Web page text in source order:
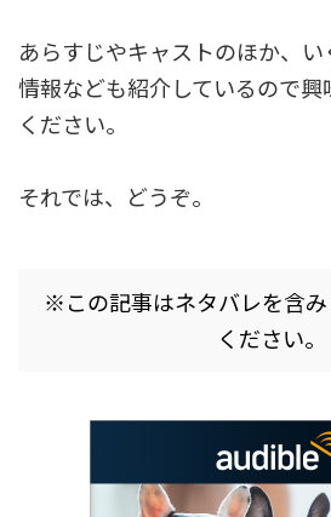
あらすじやキャストのほか、
情報なども紹介しているので
ください。
それでは、どうぞ。
※この記事はネタバレを含
ください。